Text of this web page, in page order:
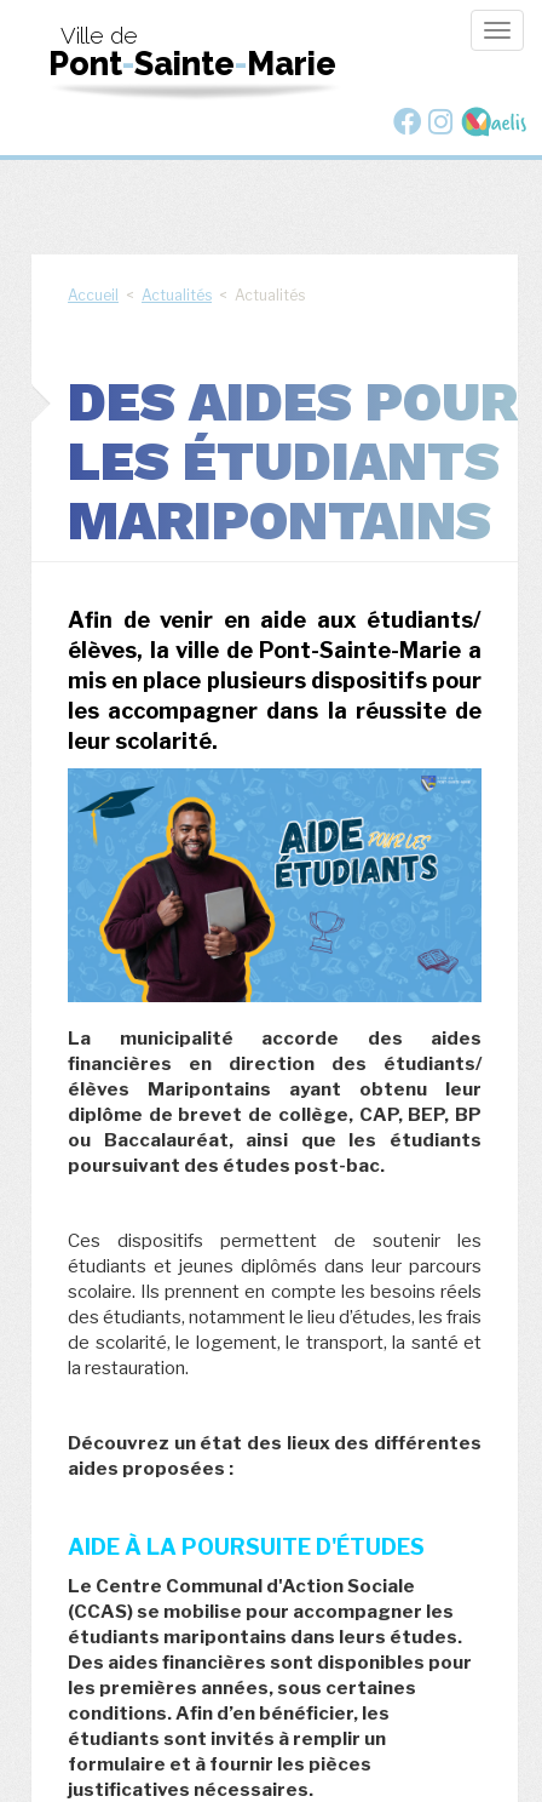
Ville de
Pont-Sainte-Marie
Accueil < Actualités < Actualités
DES AIDES POUR
LES ÉTUDIANTS
MARIPONTAINS
Afin de venir en aide aux étudiants/
élèves, la ville de Pont-Sainte-Marie a
mis en place plusieurs dispositifs pour
les accompagner dans la réussite de
leur scolarité.
La municipalité accorde des aides
financières en direction des étudiants/
élèves Maripontains ayant obtenu leur
diplôme de brevet de collège, CAP, BEP, BP
ou Baccalauréat, ainsi que les étudiants
poursuivant des études post-bac.
Ces dispositifs permettent de soutenir les
étudiants et jeunes diplômés dans leur parcours
scolaire. Ils prennent en compte les besoins réels
des étudiants, notamment le lieu d’études, les frais
de scolarité, le logement, le transport, la santé et
la restauration.
Découvrez un état des lieux des différentes
aides proposées :
AIDE À LA POURSUITE D'ÉTUDES
Le Centre Communal d'Action Sociale
(CCAS) se mobilise pour accompagner les
étudiants maripontains dans leurs études.
Des aides financières sont disponibles pour
les premières années, sous certaines
conditions. Afin d’en bénéficier, les
étudiants sont invités à remplir un
formulaire et à fournir les pièces
justificatives nécessaires.